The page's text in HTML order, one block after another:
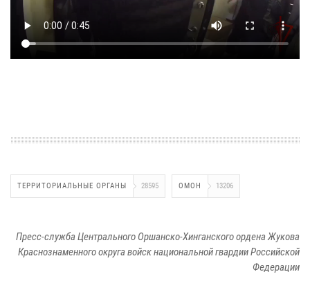
ТЕРРИТОРИАЛЬНЫЕ ОРГАНЫ 28595 ОМОН 13206
Пресс-служба Центрального Оршанско-Хинганского ордена Жукова
Краснознаменного округа войск национальной гвардии Российской
Федерации